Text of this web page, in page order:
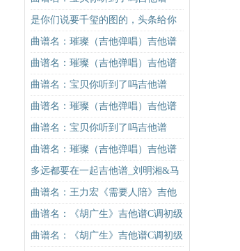
学）吉他谱
是你们说要千玺的图的，头条给你
看个够！
曲谱名：璀璨（吉他弹唱）吉他谱
曲谱名：璀璨（吉他弹唱）吉他谱
曲谱名：宝贝你听到了吗吉他谱
曲谱名：璀璨（吉他弹唱）吉他谱
曲谱名：宝贝你听到了吗吉他谱
曲谱名：璀璨（吉他弹唱）吉他谱
多远都要在一起吉他谱_刘明湘&马
叔叔_图片谱标准版
曲谱名：王力宏《需要人陪》吉他
谱C调原版（酷音小伟吉他教学）吉
他谱
曲谱名：《胡广生》吉他谱C调初级
进阶版（酷音小伟吉他弹唱教学）
曲谱名：《胡广生》吉他谱C调初级